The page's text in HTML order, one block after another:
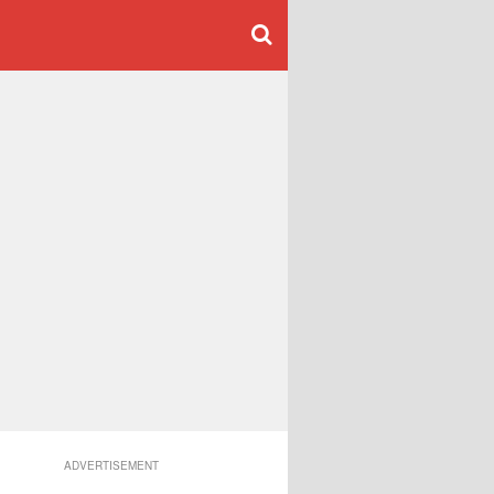
ADVERTISEMENT